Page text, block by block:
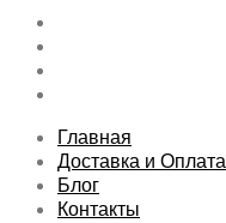
Skip
content
Главная
Доставка и Оплата
Блог
Контакты